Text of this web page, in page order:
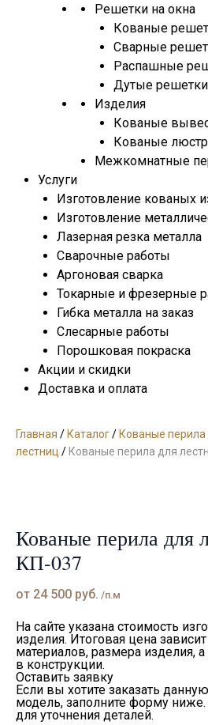
Решетки на окна
Кованые
Сварные
Распашные
Дутые решетки
Изделия
Кованые
Кованые
Межкомнатные
Услуги
Изготовление кованых
Изготовление
Лазерная резка металла
Сварочные работы
Аргоновая сварка
Токарные и фрезерные
Гибка металла на заказ
Слесарные работы
Порошковая покраска
Акции и скидки
Доставка и оплата
Главная /Каталог/Кованые перила
лестниц /Кованые перила для
Кованые перила для
КП-037
от 24 500 руб. /п.м
На сайте указана стоимость
изделия. Итоговая цена
материалов, размера изделия,
в конструкции.
Оставить заявку
Если вы хотите заказать
модель, заполните форму
для уточнения деталей.